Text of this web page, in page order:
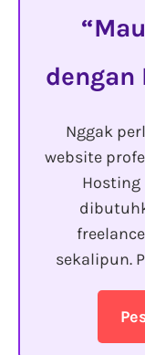
dengan
Nggak
website
Hosting
sekalipun.